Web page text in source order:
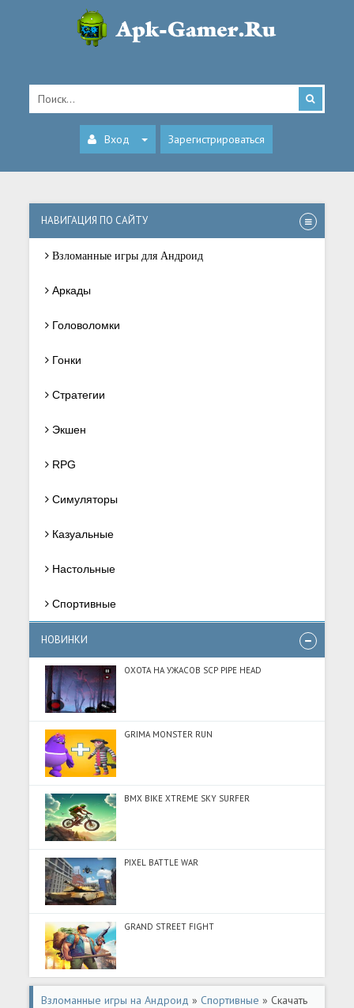
Вход Зарегистрироваться
НАВИГАЦИЯ ПО САЙТУ
Взломанные игры для Андроид
Аркады
Головоломки
Гонки
Стратегии
Экшен
RPG
Симуляторы
Казуальные
Настольные
Спортивные
НОВИНКИ
ОХОТА НА УЖАСОВ SCP PIPE HEAD
GRIMA MONSTER RUN
BMX BIKE XTREME SKY SURFER
PIXEL BATTLE WAR
GRAND STREET FIGHT
Взломанные игры на Андроид » Спортивные » Скачать